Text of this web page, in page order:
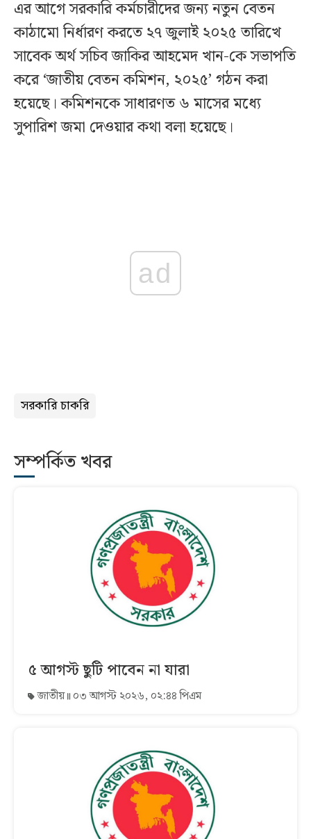
এর আগে সরকারি কর্মচারীদের জন্য নতুন বেতন
কাঠামো নির্ধারণ করতে ২৭ জুলাই ২০২৫ তারিখে
সাবেক অর্থ সচিব জাকির আহমেদ খান-কে সভাপতি
করে ‘জাতীয় বেতন কমিশন, ২০২৫’ গঠন করা
হয়েছে। কমিশনকে সাধারণত ৬ মাসের মধ্যে
সুপারিশ জমা দেওয়ার কথা বলা হয়েছে।
ad
সরকারি চাকরি
সম্পর্কিত খবর
৫ আগস্ট ছুটি পাবেন না যারা
জাতীয় ০৩ আগস্ট ২০২৬, ০২:৪৪ পিএম